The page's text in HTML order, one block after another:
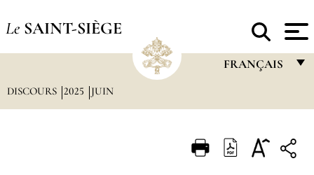
Le SAINT-SIÈGE
FRANÇAIS
ITALIANO
DISCOURS 2025 JUIN